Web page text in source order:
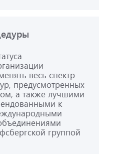
весь спектр
предусмотренных
а также лучшими
к
группой